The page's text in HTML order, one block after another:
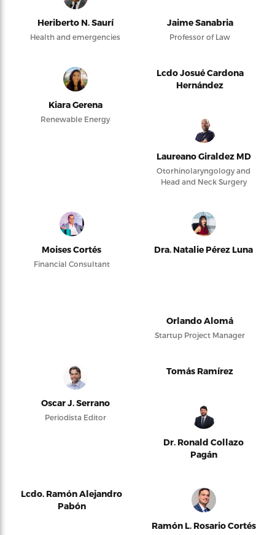
Heriberto N. Saurí
Health and emergencies
Jaime Sanabria
Professor of Law
Kiara Gerena
Renewable Energy
Lcdo Josué Cardona
Hernández
Laureano Giraldez MD
Otorhinolaryngology and
Head and Neck Surgery
Moises Cortés
Financial Consultant
Dra. Natalie Pérez Luna
Orlando Alomá
Startup Project Manager
Oscar J. Serrano
Periodista Editor
Tomás Ramírez
Dr. Ronald Collazo
Pagán
Lcdo. Ramón Alejandro
Pabón
Ramón L. Rosario Cortés